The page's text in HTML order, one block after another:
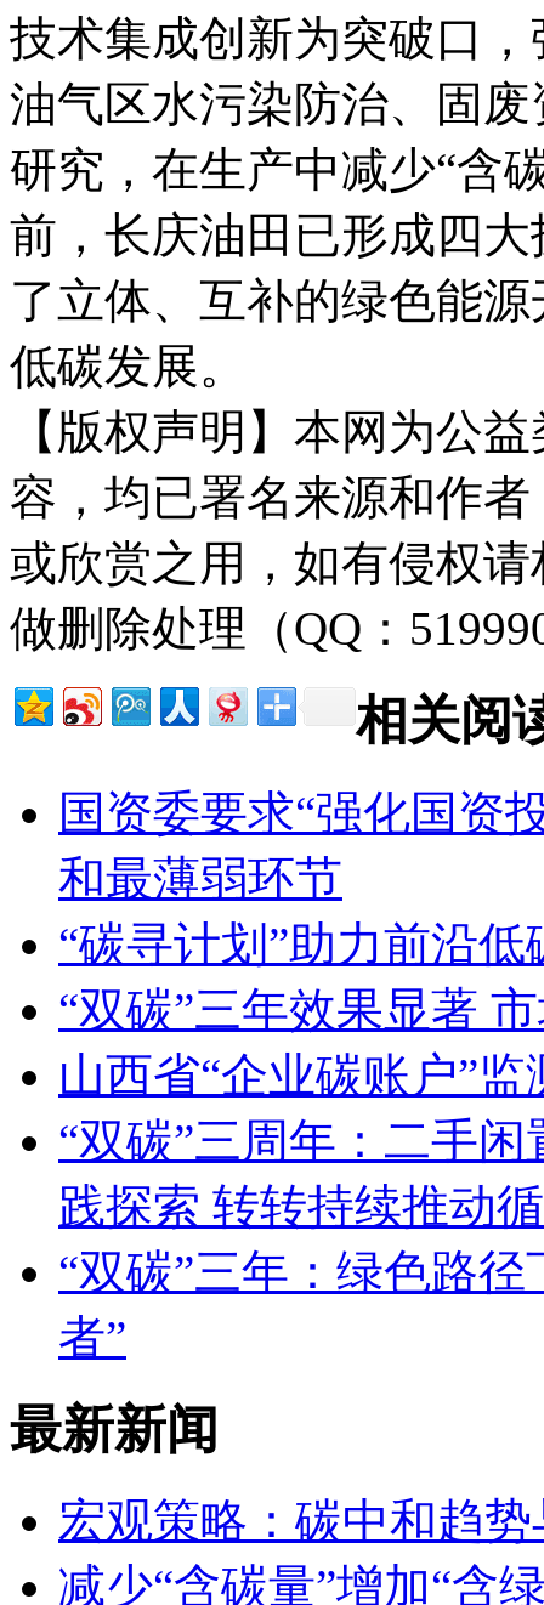
技术集成创新为突破口
油气区水污染防治、固
研究，在生产中减少“含
前，长庆油田已形成四
了立体、互补的绿色能
低碳发展。
【版权声明】本网为公
容，均已署名来源和作
或欣赏之用，如有侵权
做删除处理（QQ：
相关阅
国资委要求“强化国资
和最薄弱环节
“碳寻计划”助力前沿
“双碳”三年效果显著
山西省“企业碳账户”
“双碳”三周年：二手
践探索 转转持续推动
“双碳”三年：绿色路
者”
最新新闻
宏观策略：碳中和趋
减少“含碳量”增加“含